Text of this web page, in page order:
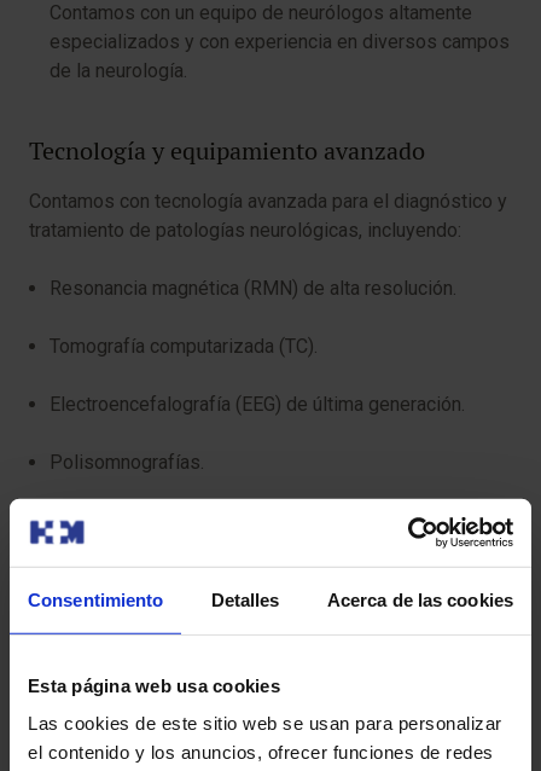
Consentimiento Detalles Acerca de las cookies
Esta página web usa cookies
Las cookies de este sitio web se usan para personalizar
el contenido y los anuncios, ofrecer funciones de redes
Contamos con un equipo de neurólogos altamente
especializados y con experiencia en diversos campos
de la neurología.
Tecnología y equipamiento avanzado
Contamos con tecnología avanzada para el diagnóstico y
tratamiento de patologías neurológicas, incluyendo:
Resonancia magnética (RMN) de alta resolución.
Tomografía computarizada (TC).
Electroencefalografía (EEG) de última generación.
Polisomnografías.
Sistemas de monitorización neurofisiológica en
cirugías.
Preguntas frecuentes
¿Qué debo esperar en una consulta de neurología?
En una consulta de neurología, el neurólogo realizará una